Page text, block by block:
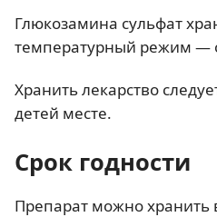
Глюкозамина сульфат
температурный режим —
Хранить лекарство
детей месте.
Срок годности
Препарат можно хранить